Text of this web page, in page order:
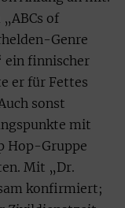
of
Genre
ein finnischer
er für Fettes
sonst
mit
Hop-Gruppe
Mit „Dr.
konfirmiert;